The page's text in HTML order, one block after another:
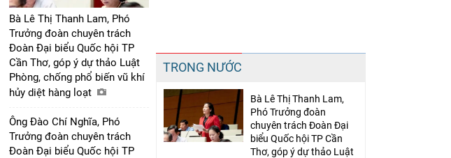
Chia sẻ
Facebook
Bà Lê Thị Thanh Lam, Phó
Trưởng đoàn chuyên trách
Đoàn Đại biểu Quốc hội TP
Cần Thơ, góp ý dự thảo Luật
Phòng, chống phổ biến vũ khí
hủy diệt hàng loạt
Ông Đào Chí Nghĩa, Phó
Trưởng đoàn chuyên trách
Đoàn Đại biểu Quốc hội TP
TRONG NƯỚC
Bà Lê Thị Thanh Lam,
Phó Trưởng đoàn
chuyên trách Đoàn Đại
biểu Quốc hội TP Cần
Thơ, góp ý dự thảo Luật